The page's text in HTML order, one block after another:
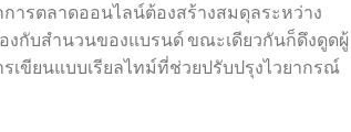
รตลาดออนไลน์ต้องสร้างสมดุลระหว่าง
กับสำนวนของแบรนด์ ขณะเดียวกันก็ดึงดูดผู้
เขียนแบบเรียลไทม์ที่ช่วยปรับปรุงไวยากรณ์